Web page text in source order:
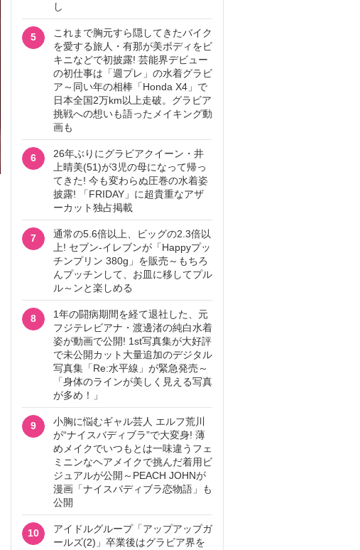
し
5
これまで胸元すら隠してきたバイク
を愛する旅人・有那が美ボディをビ
キニなどで初披露! 芸能界デビュー
の初仕事は「週プレ」の水着グラビ
ア～同い年の相棒「Honda X4」で
日本全国2万km以上走破。グラビア
挑戦への想いも語ったメイキング動
画も
6
26年ぶりにグラビアクイーン・井
上晴美(51)が3児の母になって帰っ
てきた! 今も変わらぬ圧巻の水着姿
披露! 「FRIDAY」に超貴重なアザ
ーカット独占掲載
7
通常の5.6倍以上、ビッグの2.3倍以
上! セブン‐イレブンが「Happyプッ
チンプリン 380g」を販売～もちろ
んプッチンして、お皿に移してプル
ル～ンと楽しめる
8
1年の闘病期間を経て退社した、元
フジテレビアナ・渡邊渚の純白水着
姿が動画で公開! 1st写真集が大好評
で未公開カット大量追加のデジタル
写真集「Re:水平線」が緊急発売～
「身体のラインが美しく見える写真
が多め！」
9
小胸に悩むギャル芸人 エルフ荒川
が“ナイスバディブラ”で大変身! 薄
めメイクでいつもとは一味違うフェ
ミニンなヘアメイクで挑んだ着用ビ
ジュアルが公開～PEACH JOHNが
漫画「ナイスバディブラ恋物語」も
公開
10
アイドルグループ「アップアップガ
ールズ(2)」卒業後はグラビア界を